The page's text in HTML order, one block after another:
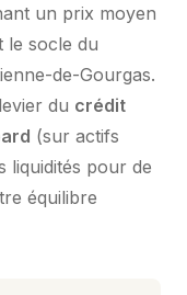
un prix moyen
le socle du
de-Gourgas.
du crédit
(sur actifs
liquidités pour de
équilibre